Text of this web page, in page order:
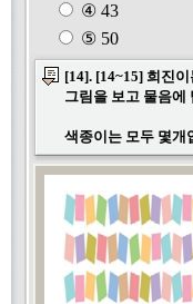
④ 43
⑤ 50
[14]. [14~15] 희진
그림을 보고 물음에
색종이는 모두 몇개